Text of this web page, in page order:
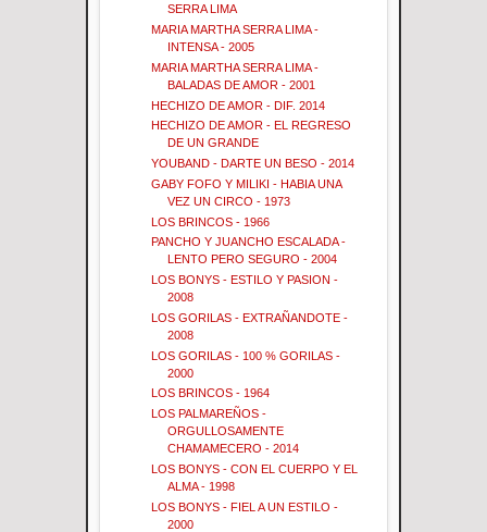
SERRA LIMA
MARIA MARTHA SERRA LIMA -
INTENSA - 2005
MARIA MARTHA SERRA LIMA -
BALADAS DE AMOR - 2001
HECHIZO DE AMOR - DIF. 2014
HECHIZO DE AMOR - EL REGRESO
DE UN GRANDE
YOUBAND - DARTE UN BESO - 2014
GABY FOFO Y MILIKI - HABIA UNA
VEZ UN CIRCO - 1973
LOS BRINCOS - 1966
PANCHO Y JUANCHO ESCALADA -
LENTO PERO SEGURO - 2004
LOS BONYS - ESTILO Y PASION -
2008
LOS GORILAS - EXTRAÑANDOTE -
2008
LOS GORILAS - 100 % GORILAS -
2000
LOS BRINCOS - 1964
LOS PALMAREÑOS -
ORGULLOSAMENTE
CHAMAMECERO - 2014
LOS BONYS - CON EL CUERPO Y EL
ALMA - 1998
LOS BONYS - FIEL A UN ESTILO -
2000